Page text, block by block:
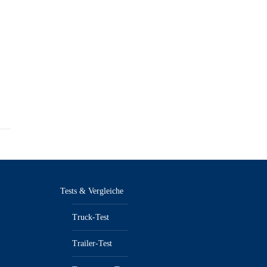
Tests & Vergleiche
Truck-Test
Trailer-Test